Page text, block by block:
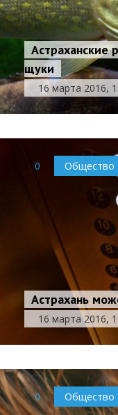
Астраханские
щуки
16 марта 2016,
0 Общество
Астрахань
16 марта 2016,
0 Общество